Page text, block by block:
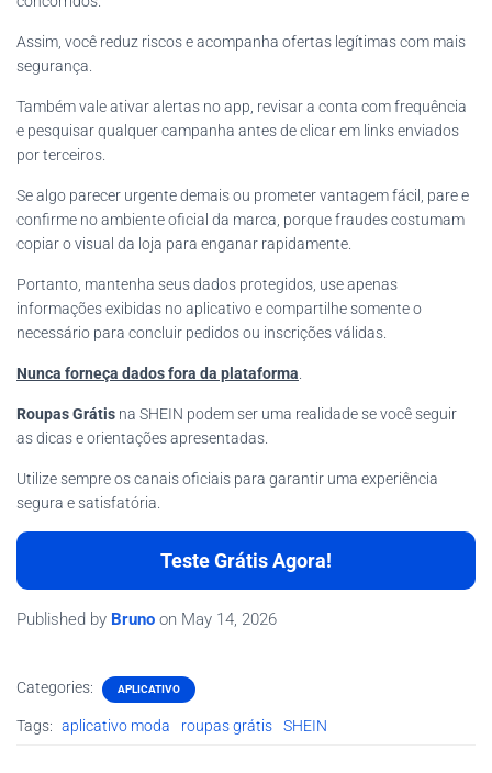
Assim, você reduz riscos e acompanha ofertas legítimas com mais
segurança.
Também vale ativar alertas no app, revisar a conta com frequência
e pesquisar qualquer campanha antes de clicar em links enviados
por terceiros.
Se algo parecer urgente demais ou prometer vantagem fácil, pare e
confirme no ambiente oficial da marca, porque fraudes costumam
copiar o visual da loja para enganar rapidamente.
Portanto, mantenha seus dados protegidos, use apenas
informações exibidas no aplicativo e compartilhe somente o
necessário para concluir pedidos ou inscrições válidas.
Nunca forneça dados fora da plataforma
Roupas Grátis na SHEIN podem ser uma realidade se você seguir
as dicas e orientações apresentadas.
Utilize sempre os canais oficiais para garantir uma experiência
segura e satisfatória.
Teste Grátis Agora!
Published by Bruno on May 14, 2026
Categories: APLICATIVO
Tags: aplicativo moda roupas grátis SHEIN